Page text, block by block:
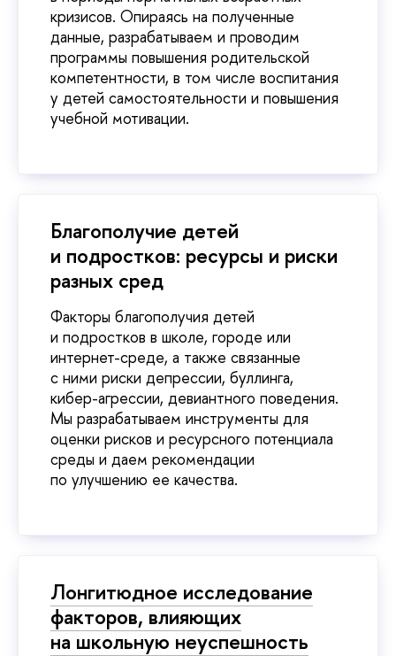
кризисов. Опираясь на полученные
данные, разрабатываем и проводим
программы повышения родительской
компетентности, в том числе воспитания
у детей самостоятельности и повышения
учебной мотивации.
Благополучие детей
и подростков: ресурсы и риски
разных сред
Факторы благополучия детей
и подростков в школе, городе или
интернет-среде, а также связанные
с ними риски депрессии, буллинга,
кибер-агрессии, девиантного поведения.
Мы разрабатываем инструменты для
оценки рисков и ресурсного потенциала
среды и даем рекомендации
по улучшению ее качества.
Лонгитюдное исследование
факторов, влияющих
на школьную неуспешность